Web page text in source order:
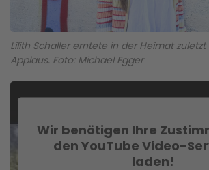
Lilith Schaller erntete in der Heimat
Applaus. Foto: Michael Egger
Wir benötigen Ihre
den YouTube Video-
laden!